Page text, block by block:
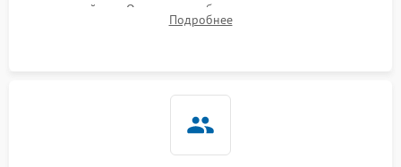
устройства. Оценка потребления тока с помощью
лабораторного блока питания для локализации проблемы.
Подробнее